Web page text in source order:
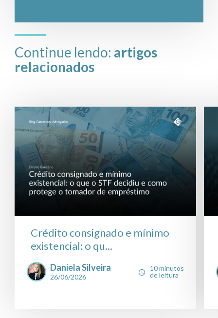
Continue lendo: artigos
relacionados
Crédito consignado e mínimo
existencial: o qu...
Daniela Silveira
26/06/2026
10 minutos
de leitura